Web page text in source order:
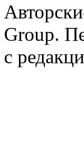
Group.
с